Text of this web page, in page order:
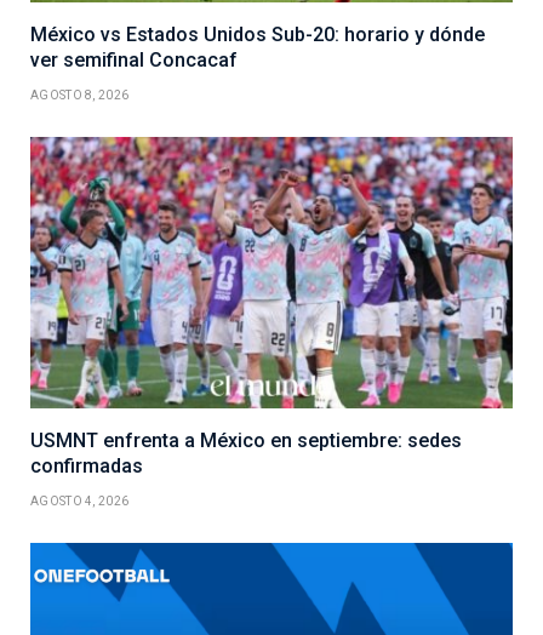
México vs Estados Unidos Sub-20: horario y dónde
ver semifinal Concacaf
AGOSTO 8, 2026
USMNT enfrenta a México en septiembre: sedes
confirmadas
AGOSTO 4, 2026